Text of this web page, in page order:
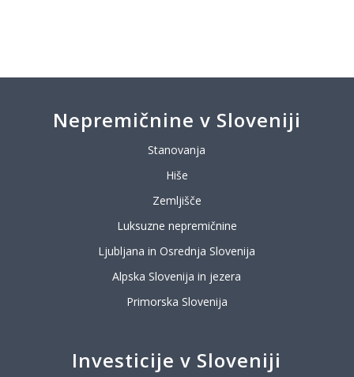
Nepremičnine v Sloveniji
Stanovanja
Hiše
Zemljišče
Luksuzne nepremičnine
Ljubljana in Osrednja Slovenija
Alpska Slovenija in jezera
Primorska Slovenija
Investicije v Sloveniji